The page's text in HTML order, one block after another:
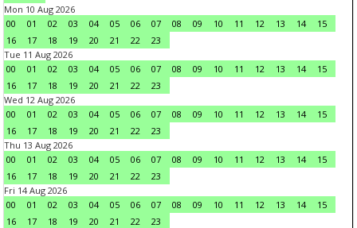
Mon 10 Aug 2026
00
01 02 03 04 05 06 07 08 09 10 11 12 13 14
15
16
17 18 19 20 21 22
23
Tue 11 Aug 2026
00
01 02 03 04 05 06 07 08 09 10 11 12 13 14
15
16
17 18 19 20 21 22
23
Wed 12 Aug 2026
00
01 02 03 04 05 06 07 08 09 10 11 12 13 14
15
16
17 18 19 20 21 22
23
Thu 13 Aug 2026
00
01 02 03 04 05 06 07 08 09 10 11 12 13 14
15
16
17 18 19 20 21 22
23
Fri 14 Aug 2026
00
01 02 03 04 05 06 07 08 09 10 11 12 13 14
15
16
17 18 19 20 21 22
23